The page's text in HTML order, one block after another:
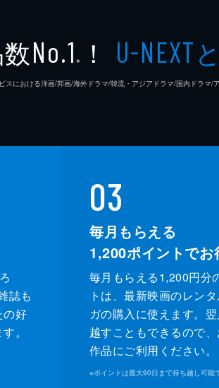
No.1 ※ ！ U-NEXT
における洋画/邦画/海外ドラマ/韓流・アジアドラマ/国内ドラマ/
誌も
の好
。
03
毎月もらえる
1,200ポイントでお
毎月もらえる1,200円分
トは、最新映画のレン
ガの購入に使えます。
越すこともできるので
作品にご利用ください。
※ポイントは最大90日まで持ち越し可能